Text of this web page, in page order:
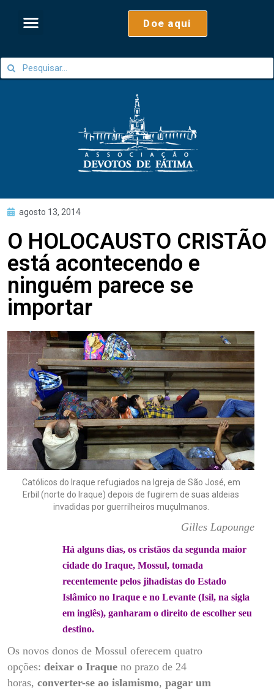
Doe aqui
agosto 13, 2014
O HOLOCAUSTO CRISTÃO
está acontecendo e
ninguém parece se
importar
Católicos do Iraque refugiados na Igreja de São José, em
Erbil (norte do Iraque) depois de fugirem de suas aldeias
invadidas por guerrilheiros muçulmanos.
Gilles Lapounge
Há alguns dias, os cristãos da segunda maior
cidade do Iraque, Mossul, tomada
recentemente pelos jihadistas do Estado
Islâmico no Iraque e no Levante (Isil, na sigla
em inglês), ganharam o direito de escolher seu
destino.
Os novos donos de Mossul oferecem quatro
opções: deixar o Iraque no prazo de 24
horas, converter-se ao islamismo, pagar um